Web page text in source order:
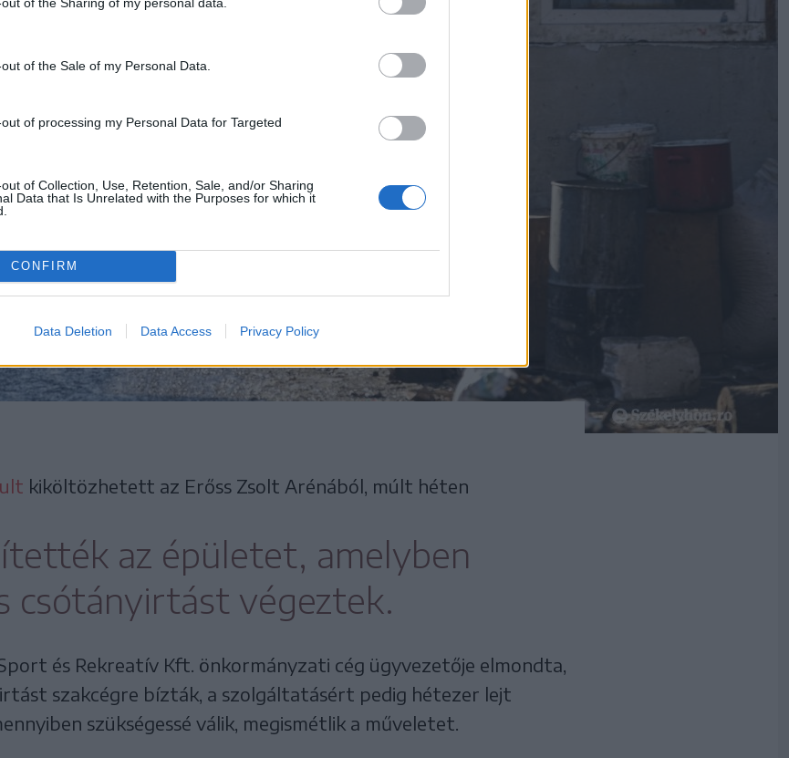
of the Sale of my Personal Data.
of processing my Personal Data for Targeted
of Collection, Use, Retention, Sale, and/or Sharing
Data that Is Unrelated with the Purposes for which it
CONFIRM
Data Deletion Data Access Privacy Policy
kiköltözhetett az Erőss Zsolt Arénából, múlt héten
az épületet, amelyben
csótányirtást végeztek.
és Rekreatív Kft. önkormányzati cég ügyvezetője elmondta,
szakcégre bízták, a szolgáltatásért pedig hétezer lejt
szükségessé válik, megismétlik a műveletet.